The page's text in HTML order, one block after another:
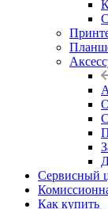
Сервисный
Как купить